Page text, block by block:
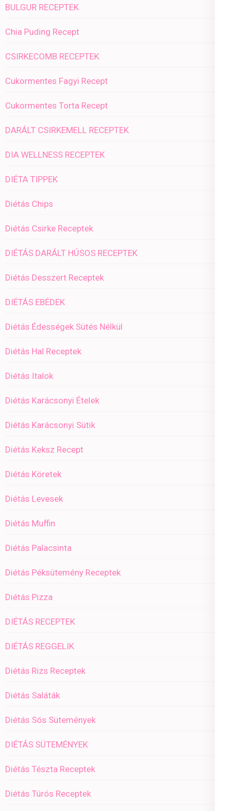
BULGUR RECEPTEK
Chia Puding Recept
CSIRKECOMB RECEPTEK
Cukormentes Fagyi Recept
Cukormentes Torta Recept
DARÁLT CSIRKEMELL RECEPTEK
DIA WELLNESS RECEPTEK
DIÉTA TIPPEK
Diétás Chips
Diétás Csirke Receptek
DIÉTÁS DARÁLT HÚSOS RECEPTEK
Diétás Desszert Receptek
DIÉTÁS EBÉDEK
Diétás Édességek Sütés Nélkül
Diétás Hal Receptek
Diétás Italok
Diétás Karácsonyi Ételek
Diétás Karácsonyi Sütik
Diétás Keksz Recept
Diétás Köretek
Diétás Levesek
Diétás Muffin
Diétás Palacsinta
Diétás Péksütemény Receptek
Diétás Pizza
DIÉTÁS RECEPTEK
DIÉTÁS REGGELIK
Diétás Rizs Receptek
Diétás Saláták
Diétás Sós Sütemények
DIÉTÁS SÜTEMÉNYEK
Diétás Tészta Receptek
Diétás Túrós Receptek